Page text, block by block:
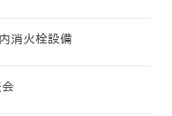
消火栓設備